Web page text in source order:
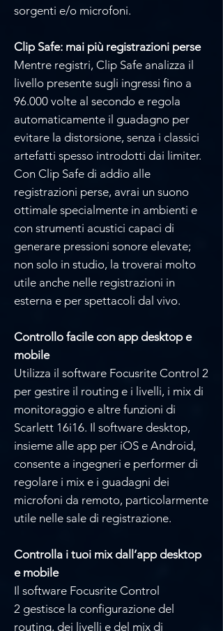
sorgenti e/o microfoni.
Clip Safe: mai più registrazioni perse
Mentre registri, Clip Safe analizza il
livello presente sugli ingressi fino a
96.000 volte al secondo e regola
automaticamente il guadagno per
evitare la distorsione, senza i classici
artefatti spesso introdotti dai limiter.
Con Clip Safe di addio alle
registrazioni perse, avrai un suono
ottimale specialmente in ambienti e
con strumenti acustici capaci di
generare pressioni sonore elevate;
non solo in studio, la troverai molto
utile anche nelle registrazioni in
esterna e per spettacoli dal vivo.
Controllo facile con app desktop e
mobile
Utilizza il software Focusrite Control 2
per gestire il routing e i livelli, i mix di
monitoraggio e altre funzioni di
Scarlett 16i16. Il software desktop,
insieme alle app per iOS e Android,
consente a ingegneri e performer di
regolare i mix e i guadagni dei
microfoni da remoto, particolarmente
utile nelle sale di registrazione.
Controlla i tuoi mix dall’app desktop
e mobile
Il software Focusrite Control
2 gestisce la configurazione del
routing, dei livelli e del mix di